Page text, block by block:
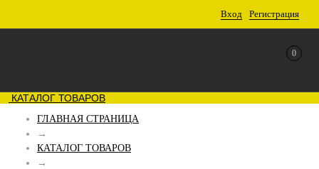
Вход Регистрация
0
КАТАЛОГ ТОВАРОВ
ГЛАВНАЯ СТРАНИЦА
→
КАТАЛОГ ТОВАРОВ
→